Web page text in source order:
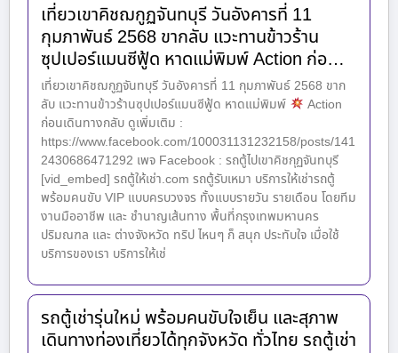
เที่ยวเขาคิชฌกูฏจันทบุรี วันอังคารที่ 11
กุมภาพันธ์ 2568 ขากลับ แวะทานข้าวร้าน
ซุปเปอร์แมนซีฟู้ด หาดแม่พิมพ์ Action ก่อ…
เที่ยวเขาคิชฌกูฏจันทบุรี วันอังคารที่ 11 กุมภาพันธ์ 2568 ขาก
ลับ แวะทานข้าวร้านซุปเปอร์แมนซีฟู้ด หาดแม่พิมพ์
Action
ก่อนเดินทางกลับ ดูเพิ่มเติม :
https://www.facebook.com/100031131232158/posts/141
2430686471292 เพจ Facebook : รถตู้ไปเขาคิชกุฏจันทบุรี
[vid_embed] รถตู้ให้เช่า.com รถตู้รับเหมา บริการให้เช่ารถตู้
พร้อมคนขับ VIP แบบครบวงจร ทั้งแบบรายวัน รายเดือน โดยทีม
งานมืออาชีพ และ ชำนาญเส้นทาง พื้นที่กรุงเทพมหานคร
ปริมณฑล และ ต่างจังหวัด ทริป ไหนๆ ก็ สนุก ประทับใจ เมื่อใช้
บริการของเรา บริการให้เช่
รถตู้เช่ารุ่นใหม่ พร้อมคนขับใจเย็น และสุภาพ
เดินทางท่องเที่ยวได้ทุกจังหวัด ทั่วไทย รถตู้เช่า